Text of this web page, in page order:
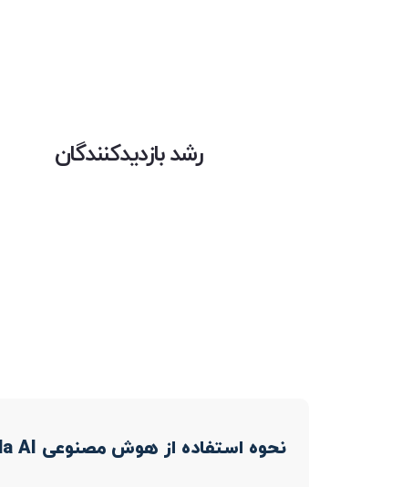
رشد بازدیدکنندگان
نحوه استفاده از هوش مصنوعی Mila AI